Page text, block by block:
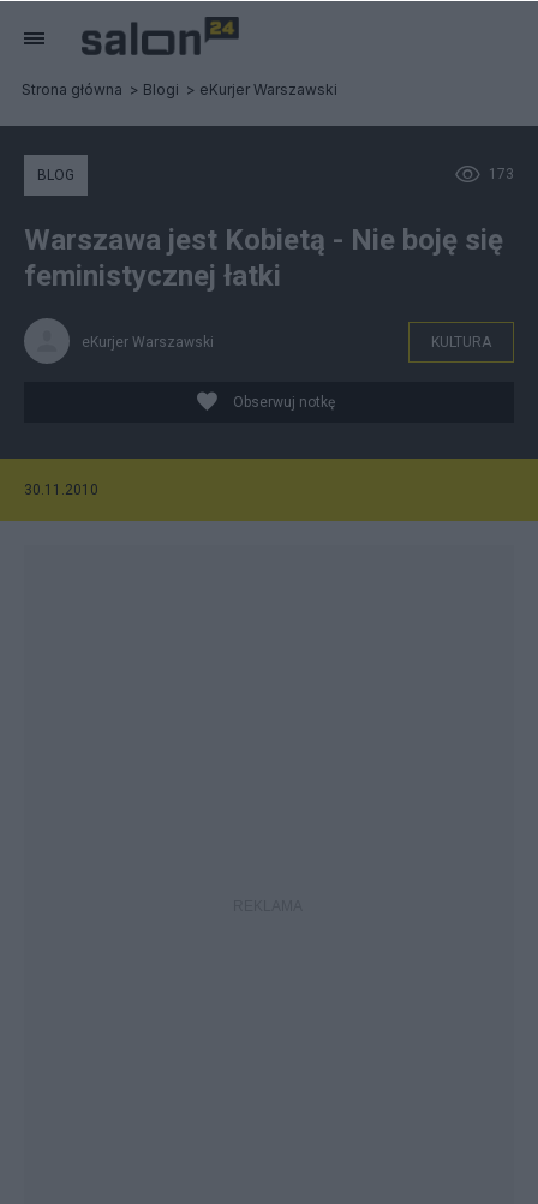
Strona główna Blogi eKurjer Warszawski
173
BLOG
Warszawa jest Kobietą - Nie boję się
feministycznej łatki
eKurjer Warszawski KULTURA
Obserwuj notkę
30.11.2010